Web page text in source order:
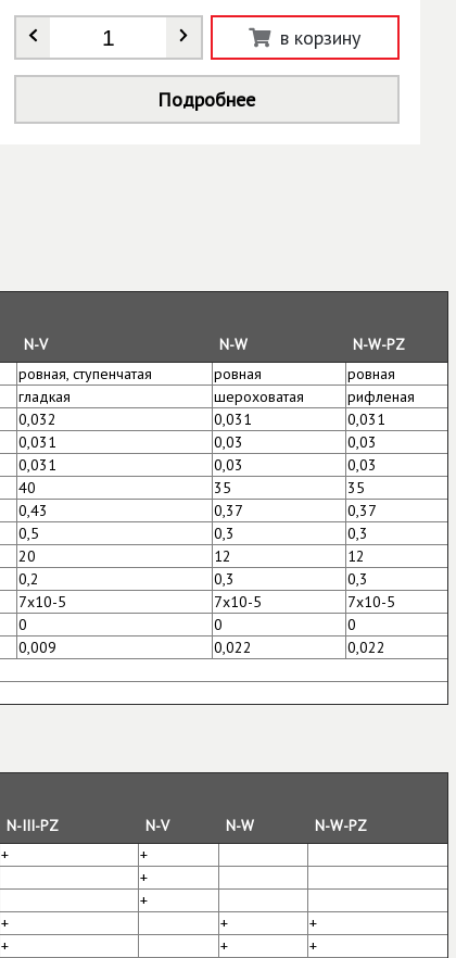
Количество * в корзину
Подробнее
N-V N-W
N-W-PZ
ровная, ступенчатая ровная
ровная
гладкая шероховатая
рифленая
0,032 0,031
0,031
0,031 0,03
0,03
0,031 0,03
0,03
40 35
35
0,43 0,37
0,37
0,5 0,3
0,3
20 12
12
0,2 0,3
0,3
7х10-5 7х10-5
7х10-5
0 0
0
0,009 0,022
0,022
N-III-PZ N-V N-W
N-W-PZ
+
+
+
+
+ +
+
+ + +